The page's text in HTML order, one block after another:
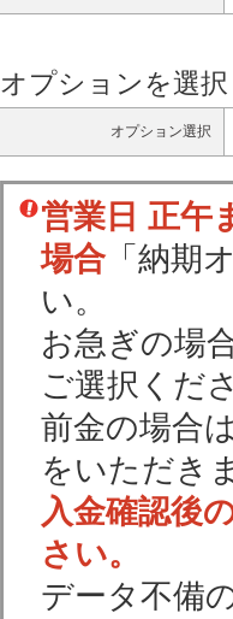
オプションを選
オプション選択
営業日 正午
場合 「納期
い。
お急ぎの場
ご選択くだ
前金の場合
をいただき
入金確認後
さい。
データ不備